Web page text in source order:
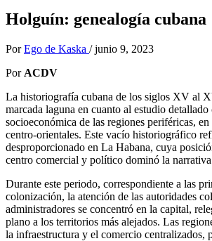
Holguín: genealogía cubana
Por Ego de Kaska / junio 9, 2023
Por ACDV
La historiografía cubana de los siglos XV al
marcada laguna en cuanto al estudio detallado
socioeconómica de las regiones periféricas,
centro-orientales. Este vacío historiográfico
desproporcionado en La Habana, cuya
centro comercial y político dominó la
Durante este periodo, correspondiente a las
colonización, la atención de las autoridades
administradores se concentró en la capital,
plano a los territorios más alejados. Las
la infraestructura y el comercio centralizados,